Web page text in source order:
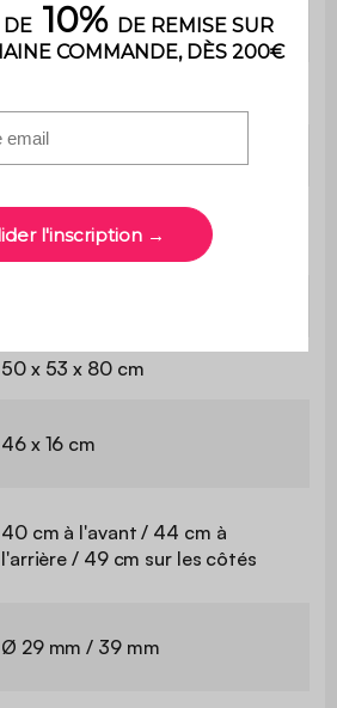
Intérieur
Le montage est très simple, une
notice est fournie
50 x 53 x 80 cm
46 x 16 cm
40 cm à l'avant / 44 cm à
l'arrière / 49 cm sur les côtés
Ø 29 mm / 39 mm